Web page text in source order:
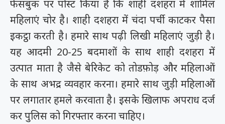
फेसबुक पर पोस्ट किया है कि शाही दशहरा में शामिल
महिलाएं चोर है। शाही दशहरा में चंदा पर्ची काटकर पैसा
इकट्ठा करती है। हमारे साथ पढ़ी लिखी महिलाएं जुड़ी है।
यह आदमी 20-25 बदमाशों के साथ शाही दशहरा में
उत्पात माता है जैसे बेरिकेट को तोडफ़ोड़ और महिलाओं
के साथ अभद्र व्यवहार करना। हमारे साथ जुड़ी महिलाओं
पर लगातार हमले करवाता है। इसके खिलाफ अपराध दर्ज
कर पुलिस को गिरफ्तार करना चाहिए।